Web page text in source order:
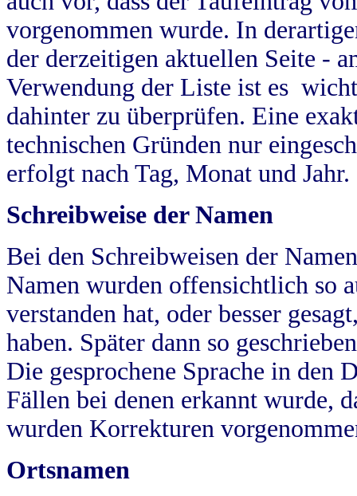
vorgenommen wurde. In
der derzeitigen aktuellen Seite -
Verwendung der Liste ist es
dahinter zu überprüfen. Eine
technischen Gründen nur
erfolgt nach Tag, Monat und Jahr.
Schreibweise der Namen
Bei den Schreibweisen der
Namen wurden offensichtlich so
verstanden hat, oder besser
haben. Später dann so
Die gesprochene Sprache in
Fällen bei denen erkannt wurde,
wurden Korrekturen
Ortsnamen